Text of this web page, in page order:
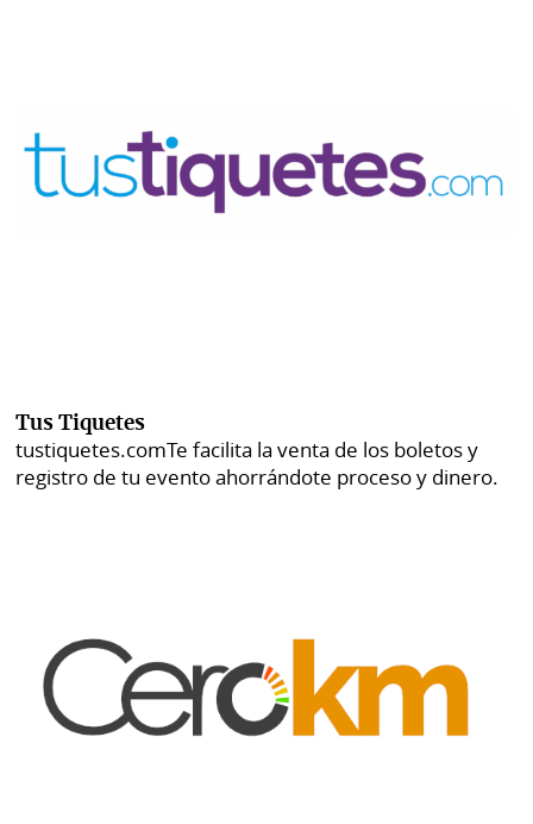
Tus Tiquetes
tustiquetes.comTe facilita la venta de los boletos y
registro de tu evento ahorrándote proceso y dinero.